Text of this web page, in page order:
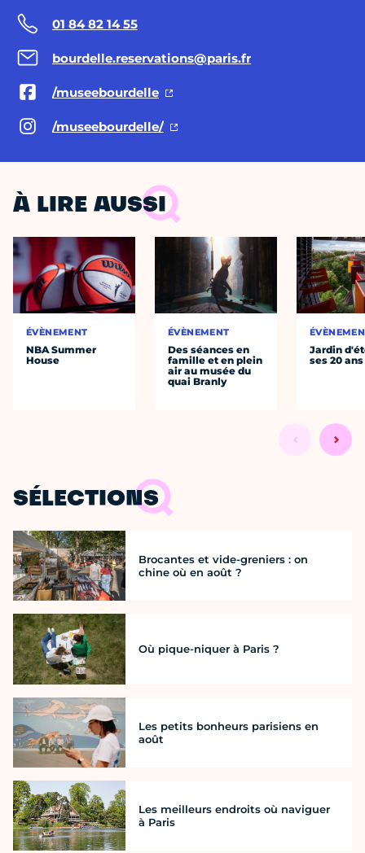
01 84 82 14 55
bourdelle.reservations@paris.fr
/museebourdelle
/museebourdelle/
À LIRE AUSSI
ÉVÈNEMENT
NBA Summer
House
ÉVÈNEMENT
Des séances en
famille et en plein
air au musée du
quai Branly
Jardin
ses 20 ans
SÉLECTIONS
Brocantes et vide-greniers : on
chine où en août ?
Où pique-niquer à Paris ?
Les petits bonheurs parisiens en
août
Les meilleurs endroits où naviguer
à Paris